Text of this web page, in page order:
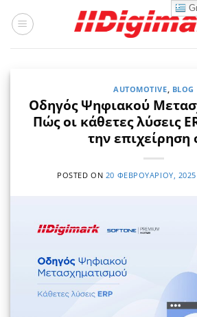
στο
AUTOMOTIVE, BLOG
Οδηγός Ψηφιακού
Πώς οι κάθετες λύσεις
την επιχείρηση
POSTED ON 20 ΦΕΒΡΟΥΑΡΊΟΥ, 2025